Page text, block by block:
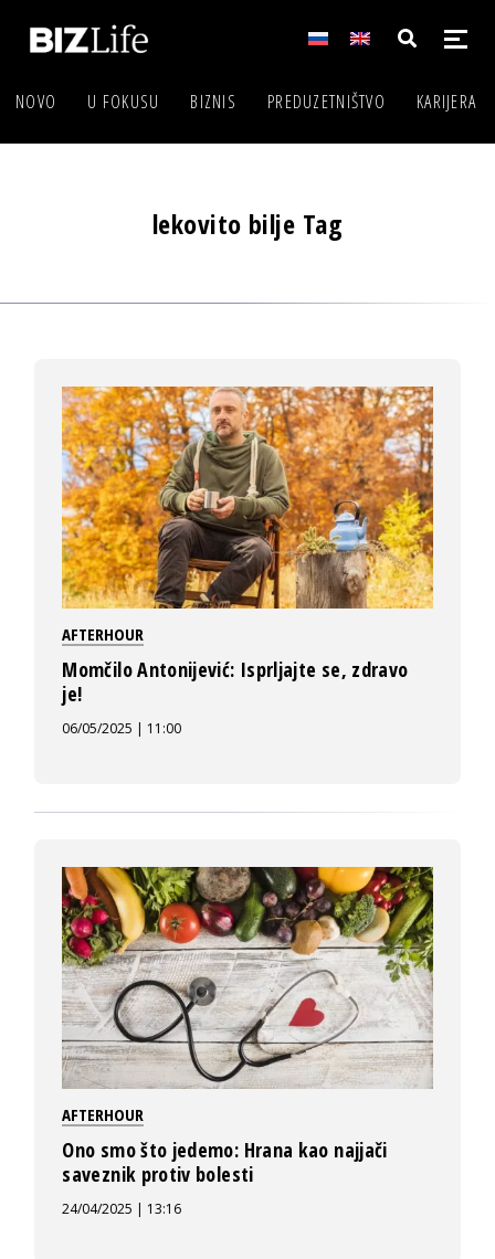
NOVO U FOKUSU BIZNIS PREDUZETNIŠTVO KARIJERA
lekovito bilje Tag
AFTERHOUR
Momčilo Antonijević: Isprljajte se, zdravo
je!
06/05/2025 | 11:00
AFTERHOUR
Ono smo što jedemo: Hrana kao najjači
saveznik protiv bolesti
24/04/2025 | 13:16